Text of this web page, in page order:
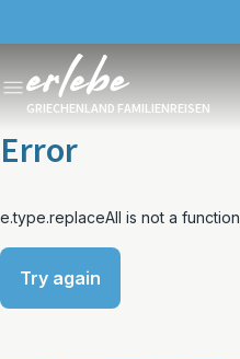
GRIECHENLAND FAMILIENREISEN
Error
e.type.replaceAll is not a function
Try again